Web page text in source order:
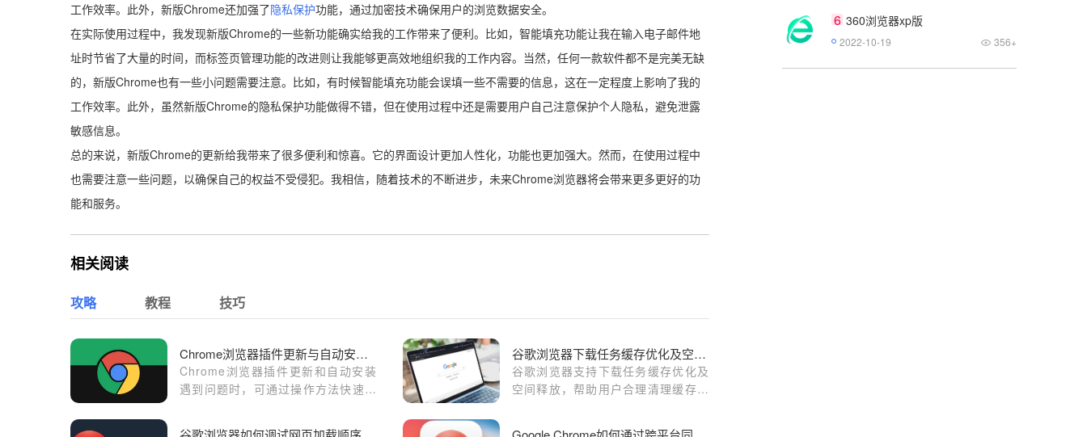
工作效率。此外，新版Chrome还加强了隐私保护功能，通过加密技术确保用户的浏览数据安全。
在实际使用过程中，我发现新版Chrome的一些新功能确实给我的工作带来了便利。比如，智能填充功能让我在输入电子邮件地
址时节省了大量的时间，而标签页管理功能的改进则让我能够更高效地组织我的工作内容。当然，任何一款软件都不是完美无缺
的，新版Chrome也有一些小问题需要注意。比如，有时候智能填充功能会误填一些不需要的信息，这在一定程度上影响了我的
工作效率。此外，虽然新版Chrome的隐私保护功能做得不错，但在使用过程中还是需要用户自己注意保护个人隐私，避免泄露
敏感信息。
总的来说，新版Chrome的更新给我带来了很多便利和惊喜。它的界面设计更加人性化，功能也更加强大。然而，在使用过程中
也需要注意一些问题，以确保自己的权益不受侵犯。我相信，随着技术的不断进步，未来Chrome浏览器将会带来更多更好的功
能和服务。
相关阅读
攻略 教程 技巧
Chrome浏览器插件更新与自动安装问题解决
Chrome浏览器插件更新和自动安装
遇到问题时，可通过操作方法快速解
谷歌浏览器下载任务缓存优化及空间释放
谷歌浏览器支持下载任务缓存优化及
空间释放，帮助用户合理清理缓存，
6 360浏览器xp版
2022-10-19 356+